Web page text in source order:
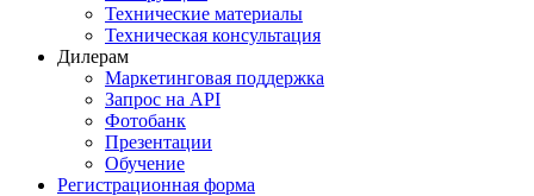
Технические материалы
Техническая консультация
Дилерам
Маркетинговая поддержка
Запрос на API
Фотобанк
Презентации
Обучение
Регистрационная форма